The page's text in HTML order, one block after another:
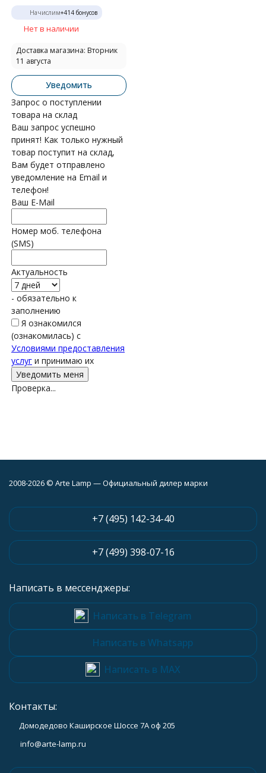
Начислим+414 бонусов
Нет в наличии
Доставка магазина: Вторник
11 августа
Уведомить
Запрос о поступлении
товара на склад
Ваш запрос успешно
принят! Как только нужный
товар поступит на склад,
Вам будет отправлено
уведомление на Email и
телефон!
Ваш E-Mail
Номер моб. телефона
(SMS)
Актуальность
- обязательно к
заполнению
Я ознакомился
(ознакомилась) с
Условиями предоставления
услуг и принимаю их
Проверка...
2008-2026 © Arte Lamp — Официальный дилер марки
+7 (495) 142-34-40
+7 (499) 398-07-16
Написать в мессенджеры:
Написать в Telegram
Написать в Whatsapp
Написать в MAX
Контакты:
Домодедово Каширское Шоссе 7А оф 205
info@arte-lamp.ru